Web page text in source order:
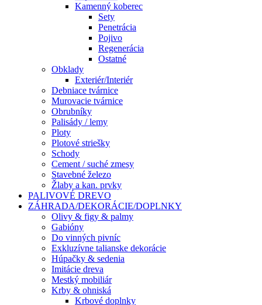
Kamenný koberec
Sety
Penetrácia
Pojivo
Regenerácia
Ostatné
Obklady
Exteriér/Interiér
Debniace tvárnice
Murovacie tvárnice
Obrubníky
Palisády / lemy
Ploty
Plotové striešky
Schody
Cement / suché zmesy
Stavebné železo
Žlaby a kan. prvky
PALIVOVÉ DREVO
ZÁHRADA/DEKORÁCIE/DOPLNKY
Olivy & figy & palmy
Gabióny
Do vinných pivníc
Exkluzívne talianske dekorácie
Húpačky & sedenia
Imitácie dreva
Mestký mobiliár
Krby & ohniská
Krbové doplnky